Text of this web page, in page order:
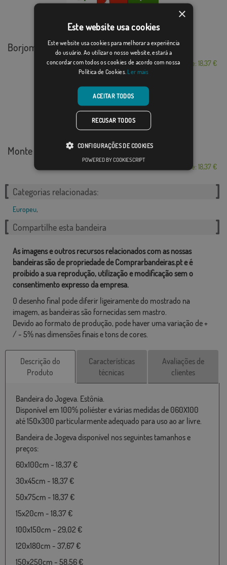
Borjomi
Desde: 18,37 €
Monte Athos
Desde: 18,37 €
Categorias relacionadas:
Europeu,
Compartilhe esta bandeira
As imagens e outros recursos relacionados com as nossas
bandeiras são de propriedade de Comprarbandeiras.pt e é
proibido a sua reprodução, utilização e modificação sem o
consentimento expresso da empresa.
O desenho final pode diferir ligeiramente do mostrado na
imagem, as bandeiras são fornecidas sem mastro.
Devido ao formato de produção, pode haver uma variação de +
/ - 5% nas dimensões finais e tons de cores.
Descrição do
Produto
Características
técnicas
Avaliações de
clientes
Bandeira do Jogeva. Estônia.
Disponível em 100% poliéster e várias medidas de 060X100
até 150x300 particularmente adequado para uso ao ar livre.
Bandeira de Jogeva disponível nos seguintes tamanhos e
preços:
60x100cm - 18,37 €
30x45cm - 18,37 €
50x75cm - 18,37 €
15x20cm - 18,37 €
100x150cm - 29,02 €
120x180cm - 37,67 €
150x250cm - 58,56 €
×
Este website usa cookies
Este website usa cookies para melhorar a experiência
do usuário. Ao utilizar o nosso website, estará a
concordar com todos os cookies de acordo com nossa
Política de Cookies. Ler mais
ACEITAR TODOS
RECUSAR TODOS
CONFIGURAÇÕES DE COOKIES
POWERED BY COOKIESCRIPT